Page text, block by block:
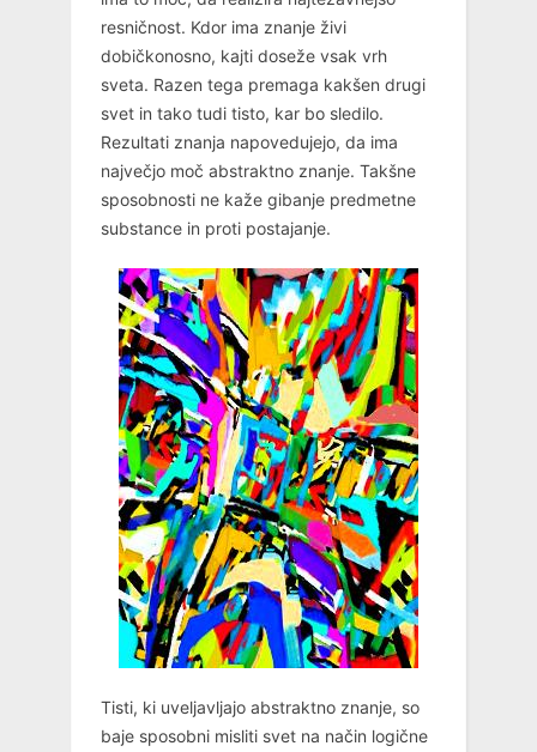
resničnost. Kdor ima znanje živi
dobičkonosno, kajti doseže vsak vrh
sveta. Razen tega premaga kakšen drugi
svet in tako tudi tisto, kar bo sledilo.
Rezultati znanja napovedujejo, da ima
največjo moč abstraktno znanje. Takšne
sposobnosti ne kaže gibanje predmetne
substance in proti postajanje.
Tisti, ki uveljavljajo abstraktno znanje, so
baje sposobni misliti svet na način logične